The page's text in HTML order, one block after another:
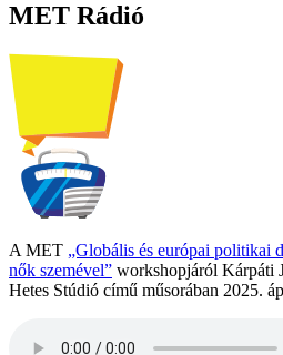
MET Rádió
A MET „Globális és európai politikai
nők szemével” workshopjáról Kárpáti
Hetes Stúdió című műsorában 2025.